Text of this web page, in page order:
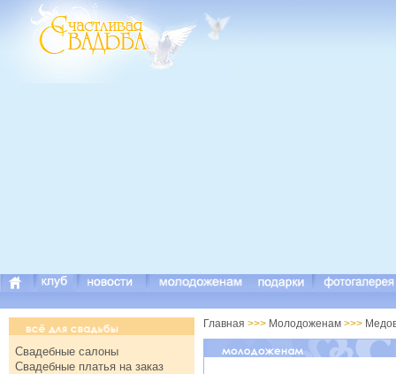
Свадебные салоны
Свадебные платья на заказ
Главная >>> Молодоженам >>>